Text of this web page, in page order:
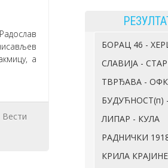
а
Вести
БОРАЦ 46 -
СЛАВИЈА -
ТВРЂАВА -
БУДУЋНОСТ(п)
ЛИПАР - КУЛА
РАДНИЧКИ
КРИЛА